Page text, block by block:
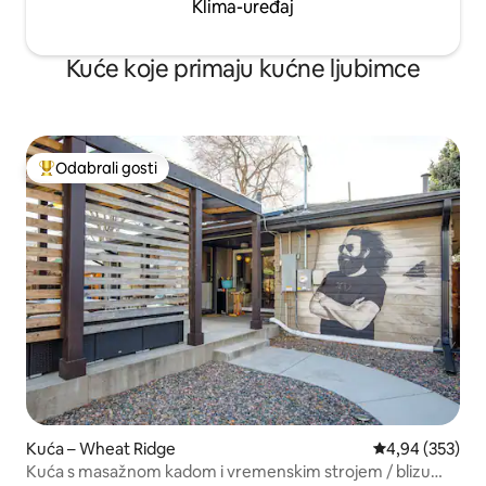
Klima-uređaj
Kuće koje primaju kućne ljubimce
Među najviše rangiranima s oznakom „Odabrali gosti”
Odabrali gosti
Kuća – Wheat Ridge Prosječna
4,94 (353)
Kuća s masažnom kadom i vremenskim strojem / blizu